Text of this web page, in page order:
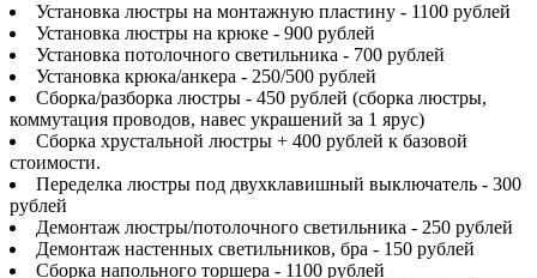
Установка люстры на монтажную пластину - 1100 рублей
Установка люстры на крюке - 900 рублей
Установка потолочного светильника - 700 рублей
Установка крюка/анкера - 250/500 рублей
Сборка/разборка люстры - 450 рублей (сборка люстры,
коммутация проводов, навес украшений за 1 ярус)
Сборка хрустальной люстры + 400 рублей к базовой
стоимости.
Переделка люстры под двухклавишный выключатель - 300
рублей
Демонтаж люстры/потолочного светильника - 250 рублей
Демонтаж настенных светильников, бра - 150 рублей
Сборка напольного торшера - 1100 рублей